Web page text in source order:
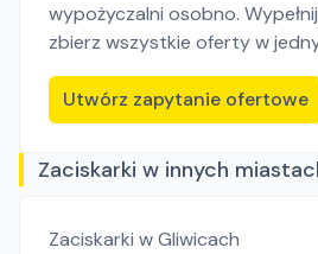
wypożyczalni osobno.
zbierz wszystkie oferty w
Utwórz zapytanie ofertowe
Zaciskarki w innych
Zaciskarki w Gliwicach